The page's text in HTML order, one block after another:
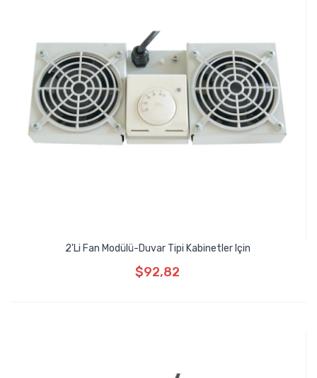
2'li Fan Modülü-Duvar Tipi Kabinetler Için
$92,82